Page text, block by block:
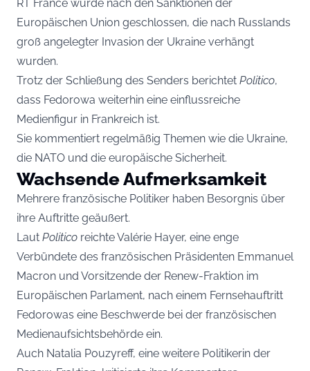
RT France wurde nach den Sanktionen der
Europäischen Union geschlossen, die nach Russlands
groß angelegter Invasion der Ukraine verhängt
wurden.
Trotz der Schließung des Senders berichtet Politico,
dass Fedorowa weiterhin eine einflussreiche
Medienfigur in Frankreich ist.
Sie kommentiert regelmäßig Themen wie die Ukraine,
die NATO und die europäische Sicherheit.
Wachsende Aufmerksamkeit
Mehrere französische Politiker haben Besorgnis über
ihre Auftritte geäußert.
Laut Politico reichte Valérie Hayer, eine enge
Verbündete des französischen Präsidenten Emmanuel
Macron und Vorsitzende der Renew-Fraktion im
Europäischen Parlament, nach einem Fernsehauftritt
Fedorowas eine Beschwerde bei der französischen
Medienaufsichtsbehörde ein.
Auch Natalia Pouzyreff, eine weitere Politikerin der